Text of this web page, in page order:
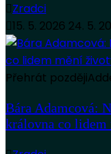
Zradci
15. 5. 2026 24. 5.
Přehrát později
Bára Adamcová:
královna co